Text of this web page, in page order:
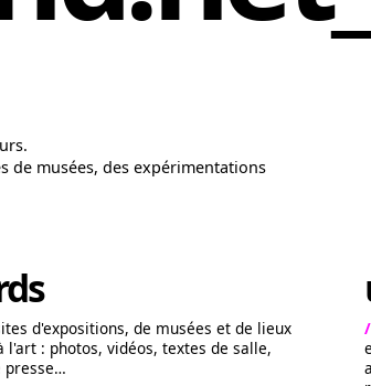
de musées, des expérimentations
d'expositions, de musées et de lieux
l'art : photos, vidéos, textes de salle,
presse…